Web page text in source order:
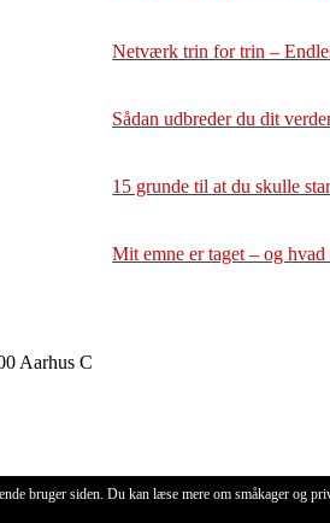
Netværk trin for trin –
Sådan udbreder du dit
15 grunde til at du skulle
Mit emne er taget – og hvad
Aarhus C
bruger siden. Du kan læse mere om småkager og